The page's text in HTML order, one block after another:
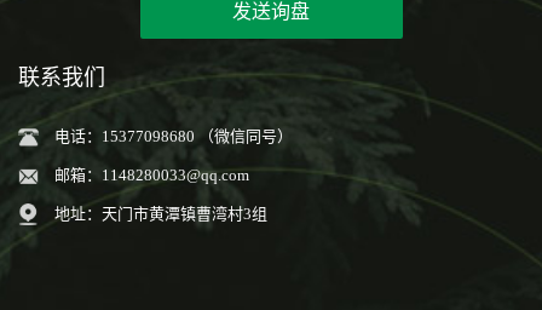
发送询盘
联系我们
电话：15377098680 （微信同号）
邮箱： 1148280033@qq.com
地址：天门市黄潭镇曹湾村3组